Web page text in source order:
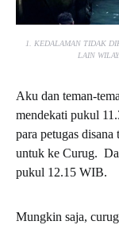
1. KEDALAMAN TIDAK
LAIN
Aku dan teman-
mendekati pukul
para petugas
untuk ke Curug.
pukul 12.15 WIB.
Mungkin saja,